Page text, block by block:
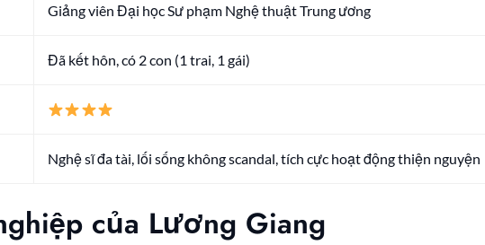
Giảng viên Đại học Sư phạm Nghệ thuật Trung ương
Đã kết hôn, có 2 con (1 trai, 1 gái)
Nghệ sĩ đa tài, lối sống không scandal, tích cực hoạt động thiện nguyện
của Lương Giang